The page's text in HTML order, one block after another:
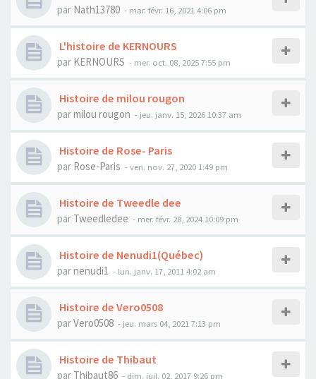
par Nath13780 - mar. févr. 16, 2021 4:06 pm
L'histoire de KERNOURS
par KERNOURS - mer. oct. 08, 2025 7:55 pm
Histoire de milou rougon
parmilou rougon - jeu. janv. 15, 2026 10:37 am
Histoire de Rose- Paris
par Rose-Paris - ven. nov. 27, 2020 1:49 pm
Histoire de Tweedle dee
par Tweedledee - mer. févr. 28, 2024 10:09 pm
Histoire de Nenudi1(Québec)
parnenudi1 - lun. janv. 17, 2011 4:02 am
Histoire de Vero0508
parVero0508 - jeu. mars 04, 2021 7:13 pm
Histoire de Thibaut
par Thibaut86 - dim. juil. 02, 2017 9:26 pm